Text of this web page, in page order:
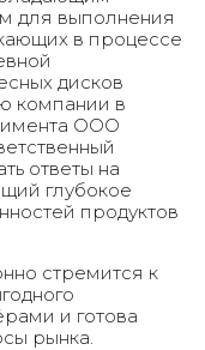
для выполнения
в процессе
дисков
компании в
ООО
ответы на
глубокое
продуктов
стремится к
и готова
рынка.